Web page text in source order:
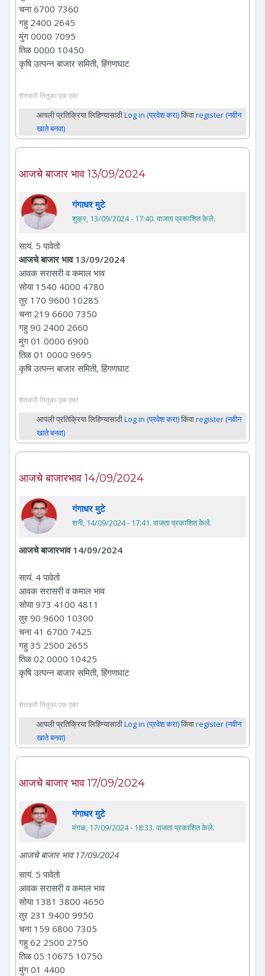
चना 6700 7360
गहु 2400 2645
मुंग 0000 7095
तिळ 0000 10450
कृषि उत्पन्न बाजार समिती, हिंगणघाट
शेतकरी तितुका एक एक!
आपली प्रतिक्रिया लिहिण्यासाठीLog in (प्रवेश करा)किंवाregister (नवीन
खाते बनवा)
आजचे बाजार भाव 13/09/2024
गंगाधर मुटे
शुक्र, 13/09/2024 - 17:40. वाजता प्रकाशित केले.
सायं. 5 पावेतो
आजचे बाजार भाव 13/09/2024
आवक सरासरी व कमाल भाव
सोया 1540 4000 4780
तुर 170 9600 10285
चना 219 6600 7350
गहु 90 2400 2660
मुंग 01 0000 6900
तिळ 01 0000 9695
कृषि उत्पन्न बाजार समिती, हिंगणघाट
शेतकरी तितुका एक एक!
आपली प्रतिक्रिया लिहिण्यासाठीLog in (प्रवेश करा)किंवाregister (नवीन
खाते बनवा)
आजचे बाजारभाव 14/09/2024
गंगाधर मुटे
शनी, 14/09/2024 - 17:41. वाजता प्रकाशित केले.
आजचे बाजारभाव 14/09/2024
सायं. 4 पावेतो
आवक सरासरी व कमाल भाव
सोया 973 4100 4811
तुर 90 9600 10300
चना 41 6700 7425
गहु 35 2500 2655
तिळ 02 0000 10425
कृषि उत्पन्न बाजार समिती, हिंगणघाट
शेतकरी तितुका एक एक!
आपली प्रतिक्रिया लिहिण्यासाठीLog in (प्रवेश करा)किंवाregister (नवीन
खाते बनवा)
आजचे बाजार भाव 17/09/2024
गंगाधर मुटे
मंगळ, 17/09/2024 - 18:33. वाजता प्रकाशित केले.
आजचे बाजार भाव 17/09/2024
सायं. 5 पावेतो
आवक सरासरी व कमाल भाव
सोया 1381 3800 4650
तुर 231 9400 9950
चना 159 6800 7305
गहु 62 2500 2750
तिळ 05 10675 10750
मुंग 01 4400